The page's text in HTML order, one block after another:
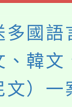
多國語
、韓文
文）一